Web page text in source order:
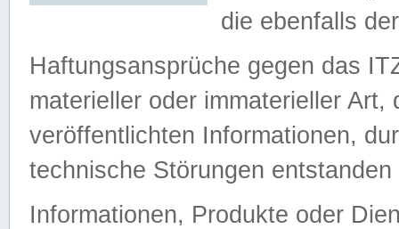
die ebenfalls
Haftungsansprüche gegen das
materieller oder immaterieller
veröffentlichten Informationen,
technische Störungen
Informationen, Produkte oder